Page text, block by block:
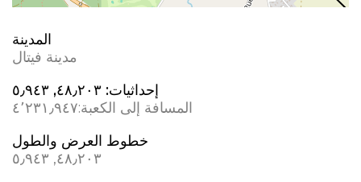
المدينة
مدينة فيتال
إحداثيات: ٤٨٫٢٠٣, ٥٫٩٤٣
المسافة إلى الكعبة:٤٬٢٣١٫٩٤٧
خطوط العرض والطول
٤٨٫٢٠٣, ٥٫٩٤٣